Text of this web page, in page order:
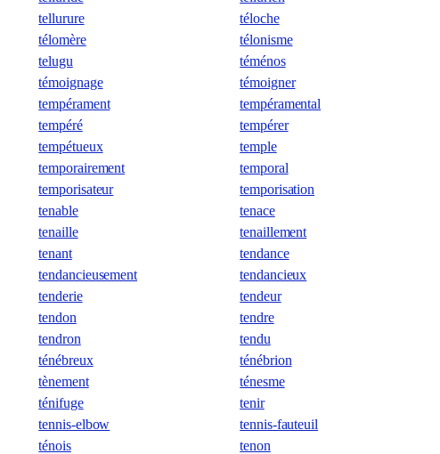
tellurure
téloche
télomère
télonisme
telugu
téménos
témoignage
témoigner
tempérament
tempéramental
tempéré
tempérer
tempétueux
temple
temporairement
temporal
temporisateur
temporisation
tenable
tenace
tenaille
tenaillement
tenant
tendance
tendancieusement
tendancieux
tenderie
tendeur
tendon
tendre
tendron
tendu
ténébreux
ténébrion
tènement
ténesme
ténifuge
tenir
tennis-elbow
tennis-fauteuil
ténois
tenon